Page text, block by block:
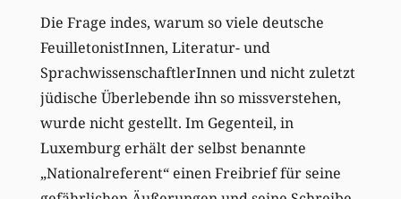
Die Frage indes, warum so viele deutsche
FeuilletonistInnen, Literatur- und
SprachwissenschaftlerInnen und nicht zuletzt
jüdische Überlebende ihn so missverstehen,
wurde nicht gestellt. Im Gegenteil, in
Luxemburg erhält der selbst benannte
„Nationalreferent“ einen Freibrief für seine